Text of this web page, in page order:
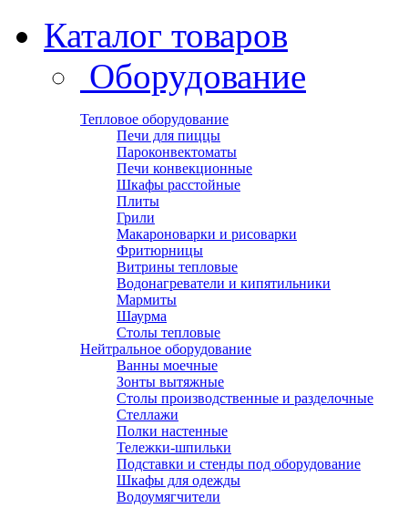
Каталог товаров
Оборудование
Тепловое оборудование
Печи для пиццы
Пароконвектоматы
Печи конвекционные
Шкафы расстойные
Плиты
Грили
Макароноварки и рисоварки
Фритюрницы
Витрины тепловые
Водонагреватели и кипятильники
Мармиты
Шаурма
Столы тепловые
Нейтральное оборудование
Ванны моечные
Зонты вытяжные
Столы производственные и разделочные
Стеллажи
Полки настенные
Тележки-шпильки
Подставки и стенды под оборудование
Шкафы для одежды
Водоумягчители